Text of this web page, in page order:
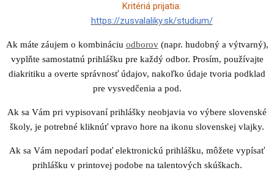
Kritériá prijatia:
https://zusvalaliky.sk/studium/
Ak máte záujem o kombináciu odborov(napr. hudobný a výtvarný),
vyplňte samostatnú prihlášku pre každý odbor. Prosím, používajte
diakritiku a overte správnosť údajov, nakoľko údaje tvoria podklad
pre vysvedčenia a pod.
Ak sa Vám pri vypisovaní prihlášky neobjavia vo výbere slovenské
školy, je potrebné kliknúť vpravo hore na ikonu slovenskej vlajky.
Ak sa Vám nepodarí podať elektronickú prihlášku, môžete vypísať
prihlášku v printovej podobe na talentových skúškach.